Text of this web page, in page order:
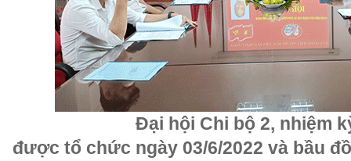
Đại hội Chi bộ 2, nhiệm
được tổ chức ngày 03/6/2022 và bầu